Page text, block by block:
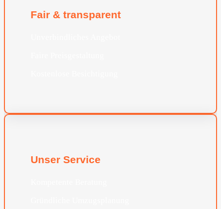
Fair & transparent
Unser Service